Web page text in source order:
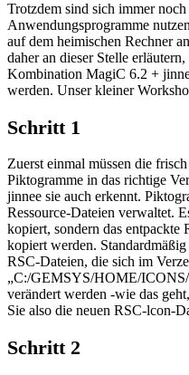
Trotzdem sind sich immer
Anwendungsprogramme
auf dem heimischen Rechner
daher an dieser Stelle
Kombination MagiC 6.2 +
werden. Unser kleiner
Schritt 1
Zuerst einmal müssen die
Piktogramme in das richtige
jinnee sie auch erkennt.
Ressource-Dateien verwaltet.
kopiert, sondern das
kopiert werden.
RSC-Dateien, die sich im
„C:/GEMSYS/HOME/ICONS/
verändert werden -wie das
Sie also die neuen RSC-lcon-
Schritt 2